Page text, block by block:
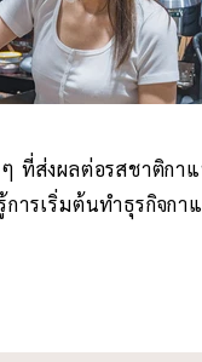
ๆ ที่ส่งผลต่อรสชาติก
การเริ่มต้นทำธุรกิจก